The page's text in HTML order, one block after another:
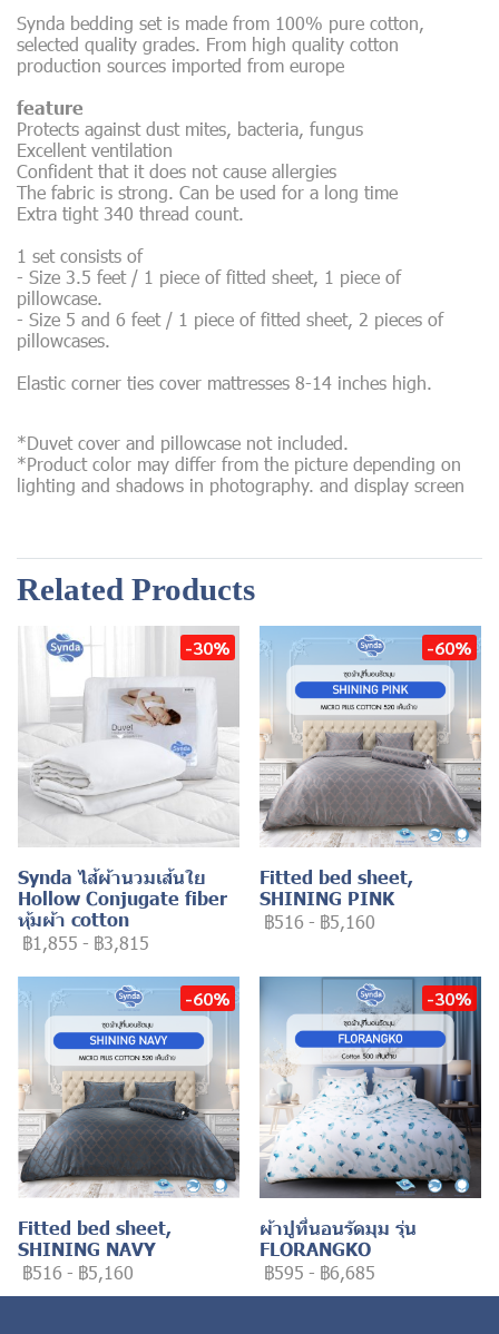
Synda bedding set is made from 100% pure cotton,
selected quality grades. From high quality cotton
production sources imported from europe
feature
Protects against dust mites, bacteria, fungus
Excellent ventilation
Confident that it does not cause allergies
The fabric is strong. Can be used for a long time
Extra tight 340 thread count.
1 set consists of
- Size 3.5 feet / 1 piece of fitted sheet, 1 piece of
pillowcase.
- Size 5 and 6 feet / 1 piece of fitted sheet, 2 pieces of
pillowcases.
Elastic corner ties cover mattresses 8-14 inches high.
*Duvet cover and pillowcase not included.
*Product color may differ from the picture depending on
lighting and shadows in photography. and display screen
Related Products
-30%
Synda ไส้ผ้านวมเส้นใย
Hollow Conjugate fiber
หุ้มผ้า cotton
฿1,855 - ฿3,815
-60%
Fitted bed sheet,
SHINING PINK
฿516 - ฿5,160
-60%
Fitted bed sheet,
SHINING NAVY
฿516 - ฿5,160
-30%
ผ้าปูที่นอนรัดมุม รุ่น
FLORANGKO
฿595 - ฿6,685